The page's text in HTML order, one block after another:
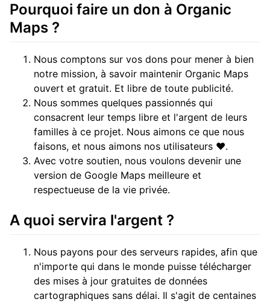
Pourquoi faire un don à Organic
Maps ?
Nous comptons sur vos dons pour mener à bien
notre mission, à savoir maintenir Organic Maps
ouvert et gratuit. Et libre de toute publicité.
Nous sommes quelques passionnés qui
consacrent leur temps libre et l'argent de leurs
familles à ce projet. Nous aimons ce que nous
faisons, et nous aimons nos utilisateurs ❤️.
Avec votre soutien, nous voulons devenir une
version de Google Maps meilleure et
respectueuse de la vie privée.
A quoi servira l'argent ?
Nous payons pour des serveurs rapides, afin que
n'importe qui dans le monde puisse télécharger
des mises à jour gratuites de données
cartographiques sans délai. Il s'agit de centaines